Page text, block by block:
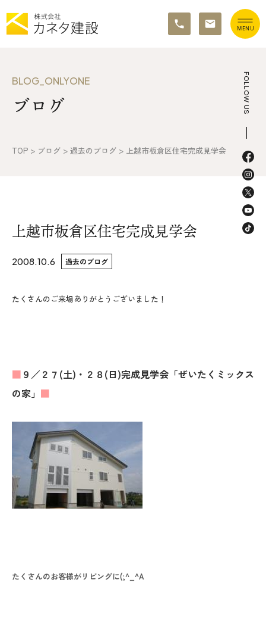
イベント情報
施工事例&お客様の声
不動産情報
上越スタジオ
スタッフ紹介
ブログ
各種事業
FOLLOW US
BLOG_ONLYONE
ブログ
TOP > ブログ > 過去のブログ > 上越市板倉区住宅完成見学会
上越市板倉区住宅完成見学会
2008.10.6 過去のブログ
たくさんのご来場ありがとうございました！
■ ９／２７(土)・２８(日)完成見学会 「ぜいたくミックス
の家」 ■
たくさんのお客様がリビングに(;^_^A